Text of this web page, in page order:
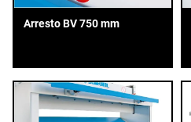
Arresto BV 750 mm